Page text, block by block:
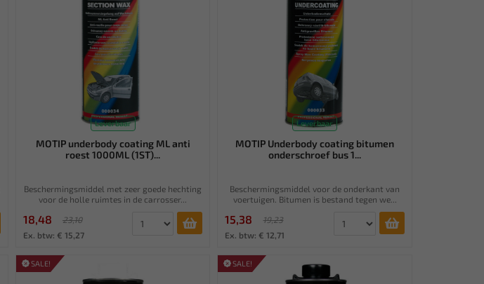
Leverbaar
MOTIP underbody coating ML anti
roest 1000ML (1ST)...
Beschermingsmiddel met zeer goede hechting
voor de holle ruimtes in de carrosser...
18,48
23,10
Ex. btw: € 15,27
Leverbaar
MOTIP Underbody coating bitumen
onderschroef bus 1...
Beschermingsmiddel voor de onderkant van
voertuigen. Bitumen is bestand tegen we...
15,38
19,23
Ex. btw: € 12,71
SALE! SALE!